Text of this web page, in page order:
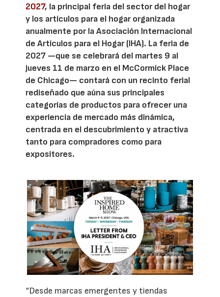
2027, la principal feria del sector del hogar
y los artículos para el hogar organizada
anualmente por la Asociación Internacional
de Artículos para el Hogar (IHA). La feria de
2027 —que se celebrará del martes 9 al
jueves 11 de marzo en el McCormick Place
de Chicago— contará con un recinto ferial
rediseñado que aúna sus principales
categorías de productos para ofrecer una
experiencia de mercado más dinámica,
centrada en el descubrimiento y atractiva
tanto para compradores como para
expositores.
“Desde marcas emergentes y tiendas